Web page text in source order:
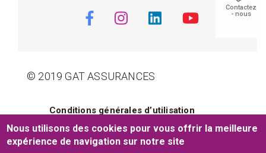
© 2019 GAT ASSURANCES
Pied de page
Conditions générales d’utilisation
Cookies Mentions légales
Contactez
- nous
Nous utilisons des cookies pour vous offrir la meilleure
expérience de navigation sur notre site